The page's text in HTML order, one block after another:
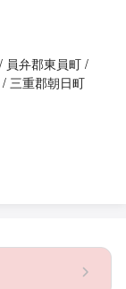
員弁郡東員町
三重郡朝日町